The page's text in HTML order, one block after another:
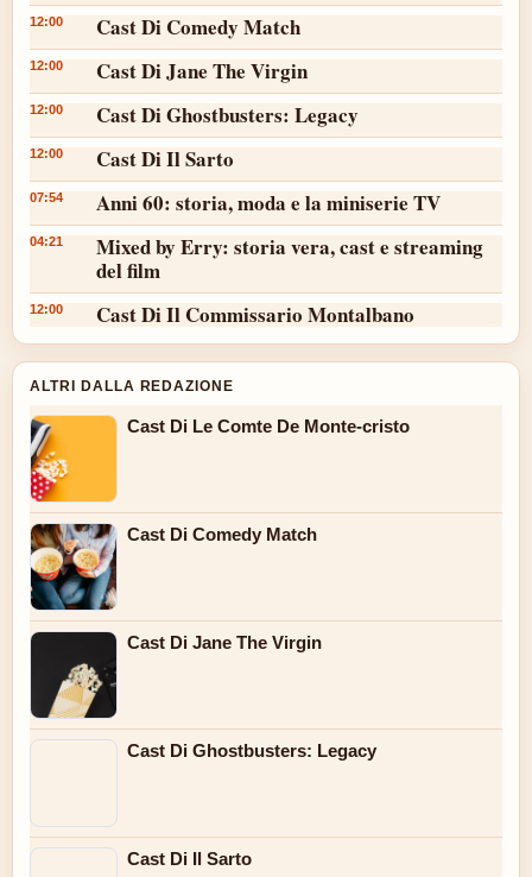
12:00 Cast Di Comedy Match
12:00 Cast Di Jane The Virgin
12:00 Cast Di Ghostbusters: Legacy
12:00 Cast Di Il Sarto
07:54 Anni 60: storia, moda e la miniserie TV
04:21
Mixed by Erry: storia vera, cast e streaming
del film
12:00 Cast Di Il Commissario Montalbano
ALTRI DALLA REDAZIONE
Cast Di Le Comte De Monte-cristo
Cast Di Comedy Match
Cast Di Jane The Virgin
Cast Di Ghostbusters: Legacy
Cast Di Il Sarto